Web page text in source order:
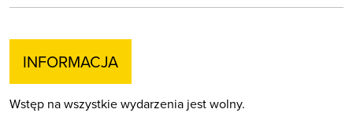
INFORMACJA
Wstęp na wszystkie wydarzenia jest wolny.